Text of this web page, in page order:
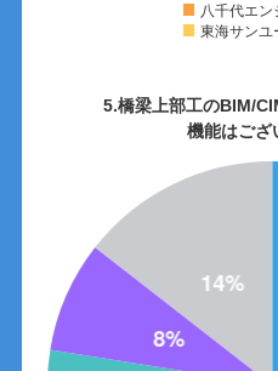
八千代エン
東海サンユ
5.橋梁上部工のBIM/
機能はござ